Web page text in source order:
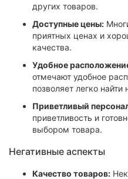
Карпаты
других товаров.
Доступные цены:
приятных ценах и
качества.
Удобное
отмечают удобное
позволяет легко
Приветливый
приветливость и
выбором товара.
Негативные аспекты
Качество товаров: